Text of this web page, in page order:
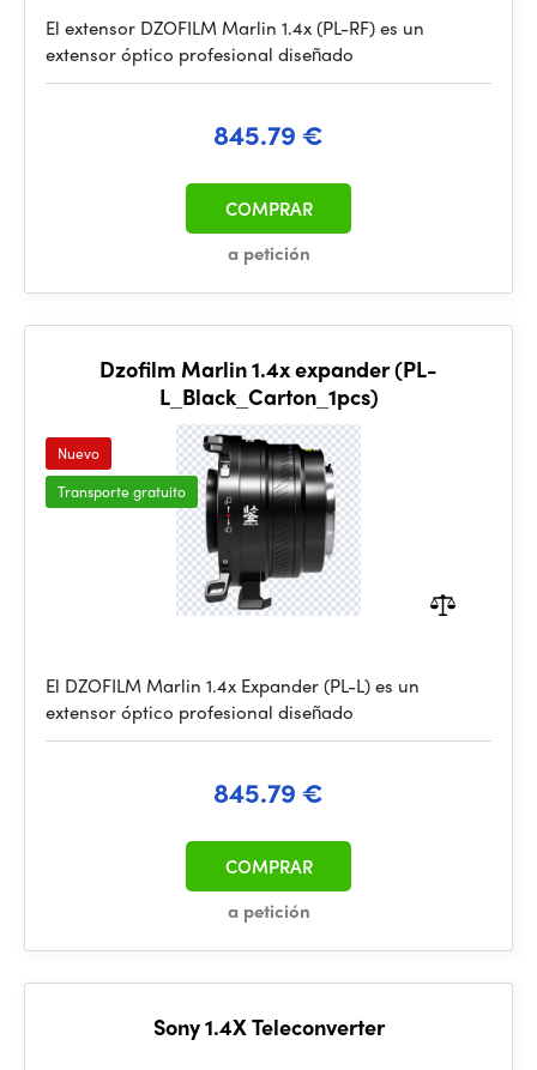
El extensor DZOFILM Marlin 1.4x (PL-RF) es un
extensor óptico profesional diseñado
845.79 €
a petición
COMPRAR
Dzofilm Marlin 1.4x expander (PL-
L_Black_Carton_1pcs)
Nuevo
Transporte gratuito
El DZOFILM Marlin 1.4x Expander (PL-L) es un
extensor óptico profesional diseñado
845.79 €
a petición
COMPRAR
Sony 1.4X Teleconverter